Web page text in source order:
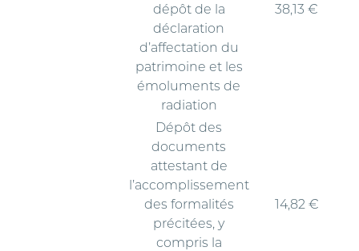
dépôt de la
déclaration
d’affectation du
patrimoine et les
émoluments de
radiation
38,13 €
Dépôt des
documents
attestant de
l’accomplissement
des formalités
précitées, y
compris la
14,82 €